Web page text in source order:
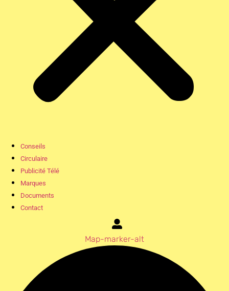
Conseils
Circulaire
Publicité Télé
Marques
Documents
Contact
Map-marker-alt